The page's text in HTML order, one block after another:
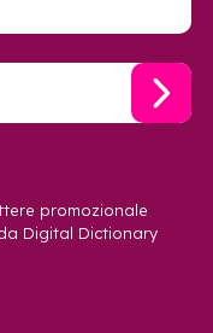
promozionale
Digital Dictionary